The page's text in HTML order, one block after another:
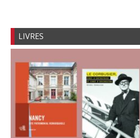
LIVRES